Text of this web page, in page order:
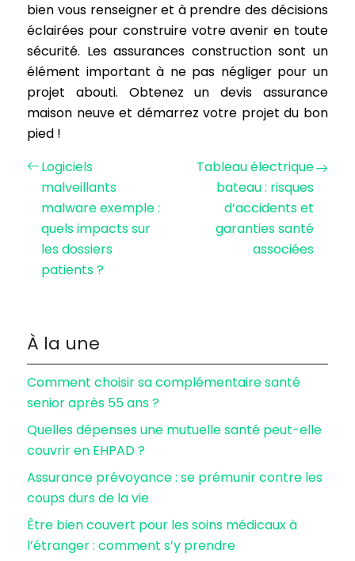
bien vous renseigner et à prendre des décisions
éclairées pour construire votre avenir en toute
sécurité. Les assurances construction sont un
élément important à ne pas négliger pour un
projet abouti. Obtenez un devis assurance
maison neuve et démarrez votre projet du bon
pied !
Logiciels
malveillants
malware exemple :
quels impacts sur
les dossiers
patients ?
Tableau électrique
bateau : risques
d’accidents et
garanties santé
associées
À la une
Comment choisir sa complémentaire santé
senior après 55 ans ?
Quelles dépenses une mutuelle santé peut-elle
couvrir en EHPAD ?
Assurance prévoyance : se prémunir contre les
coups durs de la vie
Être bien couvert pour les soins médicaux à
l’étranger : comment s’y prendre